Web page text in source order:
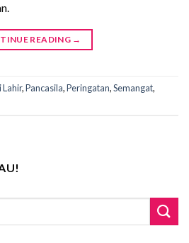
READING →
Lahir,Pancasila,Peringatan,Semangat,